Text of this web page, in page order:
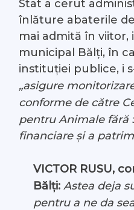
Stat a cerut
înlăture abaterile
mai admită în viitor,
municipal Bălți, în
instituției publice, i
„asigure
conforme de către
pentru Animale fără
financiare și a
VICTOR RUSU,
Bălți: Astea deja
pentru a ne da